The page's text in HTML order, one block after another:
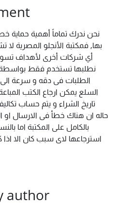
نحن ندرك تماماً أهمية حماية
بها, فمكتبة الأنجلو المصرية
أي شركات أخرى لأهداف
نطلبها تستخدم فقط بواسطة
الطلبات فى دقه و سرعة الى
السلع يمكن ارجاع الكتب
تاريخ الشراء و يتم حساب
حاله ان هناك خطأ فى الارسال او
بالكامل على المكتبة اما
استرجاعها لاى سبب كان الا
author